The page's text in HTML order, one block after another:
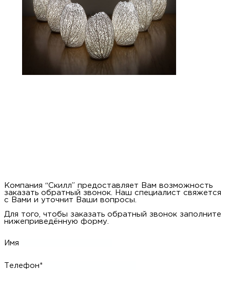
Компания “Скилл” предоставляет Вам возможность
заказать обратный звонок. Наш специалист свяжется
с Вами и уточнит Ваши вопросы.
Для того, чтобы заказать обратный звонок заполните
нижеприведённую форму.
Имя
Телефон*